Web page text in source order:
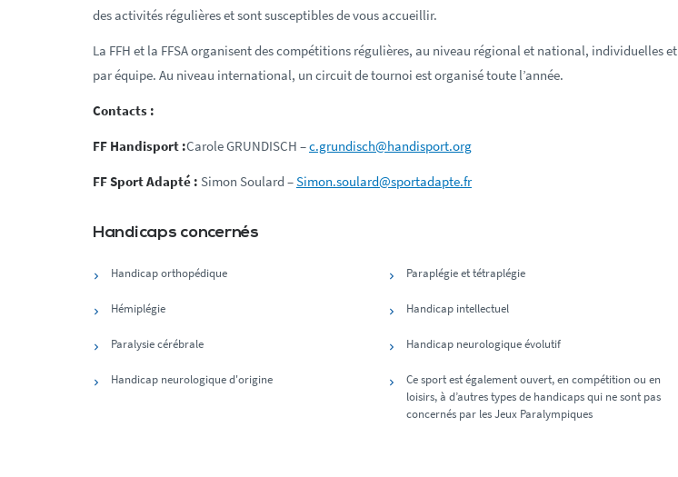
des activités régulières et sont susceptibles de vous accueillir.
La FFH et la FFSA organisent des compétitions régulières, au niveau régional et national, individuelles et
par équipe. Au niveau international, un circuit de tournoi est organisé toute l’année.
Contacts :
FF Handisport :Carole GRUNDISCH –c.grundisch@handisport.org
FF Sport Adapté : Simon Soulard –Simon.soulard@sportadapte.fr
Handicaps concernés
Handicap orthopédique Paraplégie et tétraplégie
Hémiplégie Handicap intellectuel
Paralysie cérébrale Handicap neurologique évolutif
Handicap neurologique d'origine
Ce sport est également ouvert, en compétition ou en
loisirs, à d’autres types de handicaps qui ne sont pas
concernés par les Jeux Paralympiques